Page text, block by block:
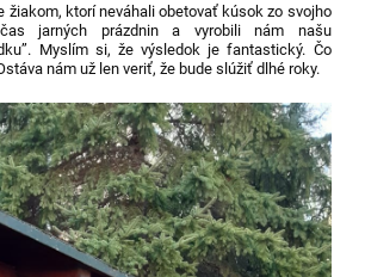
žiakom, ktorí neváhali obetovať kúsok zo svojho
jarných prázdnin a vyrobili nám našu
Myslím si, že výsledok je fantastický. Čo
nám už len veriť, že bude slúžiť dlhé roky.